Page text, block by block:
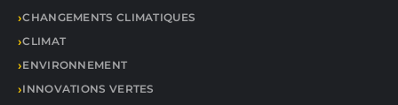
CHANGEMENTS CLIMATIQUES
CLIMAT
ENVIRONNEMENT
INNOVATIONS VERTES